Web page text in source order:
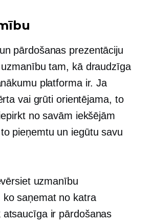
pārdošanas prezentāciju
tam, kā draudzīga
platforma ir. Ja
vai grūti orientējama, to
no savām iekšējām
pieņemtu un iegūtu savu
uzmanību
ko saņemat no katra
atsaucīga ir pārdošanas